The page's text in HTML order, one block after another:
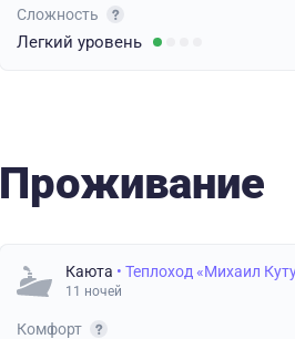
Сложность
Легкий уровень
Проживание
Каюта • Теплоход «Михаил
11 ночей
Комфорт